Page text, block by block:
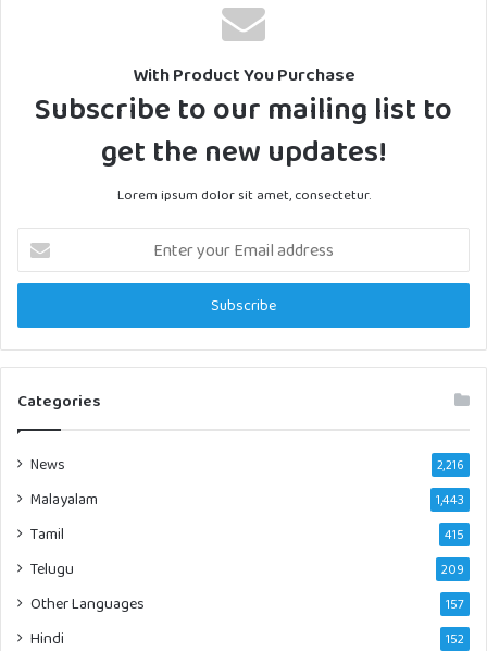
With Product You Purchase
Subscribe to our mailing list to
get the new updates!
Lorem ipsum dolor sit amet, consectetur.
Enter
your
Email
Categories
News 2,216
Malayalam 1,443
Tamil 415
Telugu 209
Other Languages 157
Hindi 152